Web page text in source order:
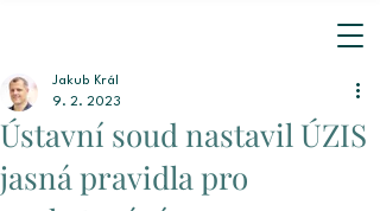
Ústavní soud nastavil ÚZIS
jasná pravidla pro
Jakub Král
9. 2. 2023